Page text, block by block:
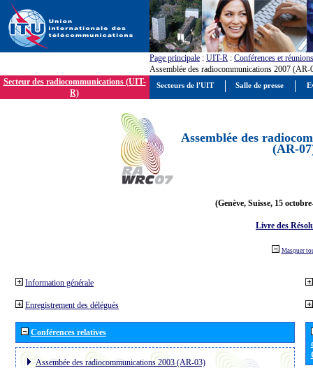
Page principale : UIT-R : Conférences et réunions
Assemblée des radiocommunications 2007 (AR-
Secteur des radiocommunications (UIT-
R)
Assemblée des
(AR-
(Genève, Suisse, 15
Livre des
Masquer
Information générale
Enregistrement des délégués
Conférences relatives
Assembée des radiocommunications 2003 (AR-03)
Secteurs de l'UIT Salle de presse